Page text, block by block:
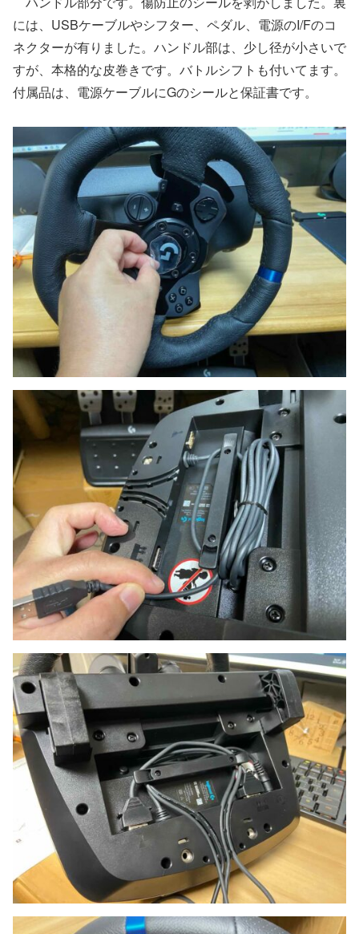
には、USBケーブルやシフター、ペダル、電源のI/Fのコ
ネクターが有りました。ハンドル部は、少し径が小さいで
すが、本格的な皮巻きです。バトルシフトも付いてます。
付属品は、電源ケーブルにGのシールと保証書です。